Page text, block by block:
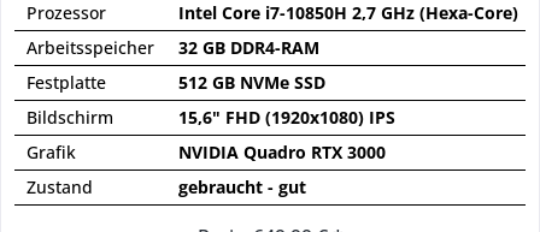
Prozessor
Intel Core i7-10850H 2,7 GHz (Hexa-Core)
Arbeitsspeicher
32 GB DDR4-RAM
Festplatte
512 GB NVMe SSD
Bildschirm
15,6" FHD (1920x1080) IPS
Grafik
NVIDIA Quadro RTX 3000
Zustand
gebraucht - gut